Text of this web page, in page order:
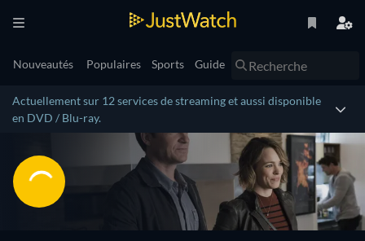
Nouveautés Populaires Sports Guide
Actuellement sur 12 services de streaming et aussi disponible
en DVD / Blu-ray.